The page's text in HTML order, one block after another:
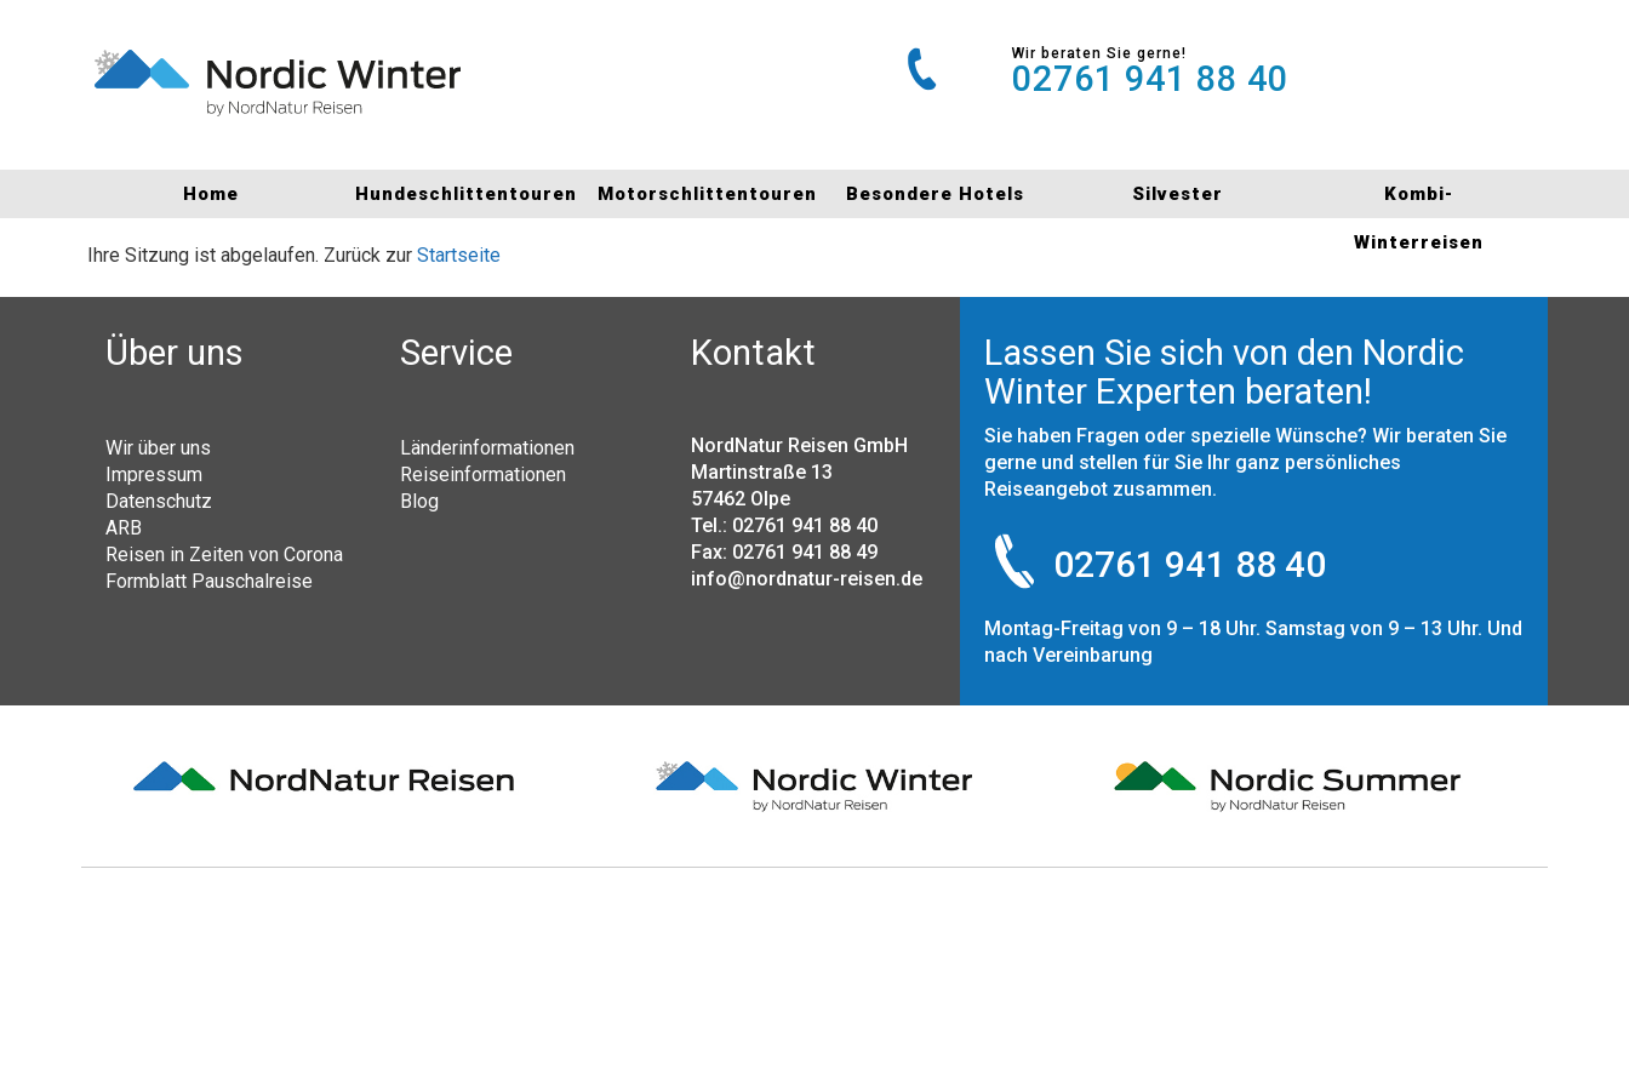
Wir beraten Sie gerne!
02761 941 88 40
Home Hundeschlittentouren Motorschlittentouren Besondere Hotels Silvester Kombi-
Winterreisen
Ihre Sitzung ist abgelaufen. Zurück zur Startseite
Über uns
Wir über uns
Impressum
Datenschutz
ARB
Reisen in Zeiten von Corona
Formblatt Pauschalreise
Service
Länderinformationen
Reiseinformationen
Blog
Kontakt
NordNatur Reisen GmbH
Martinstraße 13
57462 Olpe
Tel.: 02761 941 88 40
Fax: 02761 941 88 49
info@nordnatur-reisen.de
Lassen Sie sich von den Nordic
Winter Experten beraten!
Sie haben Fragen oder spezielle Wünsche? Wir beraten Sie
gerne und stellen für Sie Ihr ganz persönliches
Reiseangebot zusammen.
02761 941 88 40
Montag-Freitag von 9 – 18 Uhr. Samstag von 9 – 13 Uhr. Und
nach Vereinbarung